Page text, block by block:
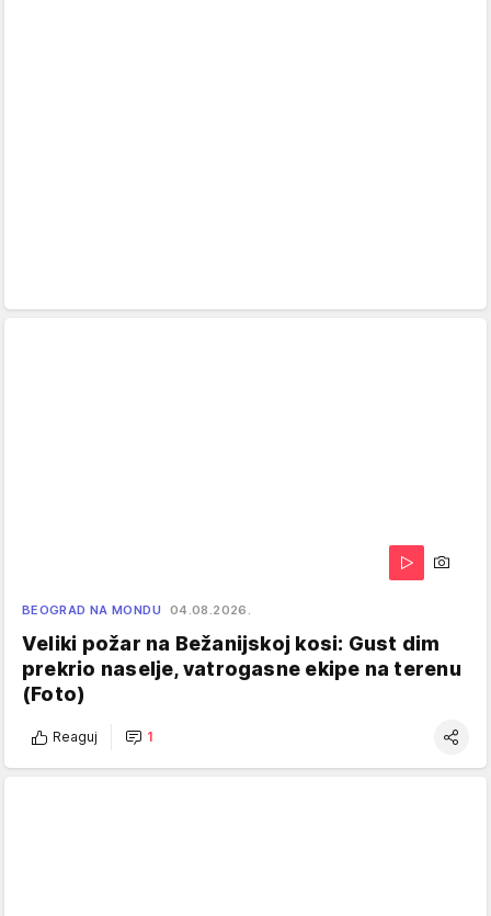
BEOGRAD NA MONDU 04.08.2026.
Veliki požar na Bežanijskoj kosi: Gust dim
prekrio naselje, vatrogasne ekipe na terenu
(Foto)
Reaguj 1